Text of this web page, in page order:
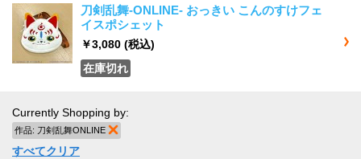
刀剣乱舞-ONLINE- おっきい こんのすけフェ
イスポシェット
￥3,080 (税込)
在庫切れ
Currently Shopping by:
作品: 刀剣乱舞ONLINE
すべてクリア